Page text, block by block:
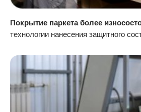
Покрытие паркета более
технологии нанесения защитного